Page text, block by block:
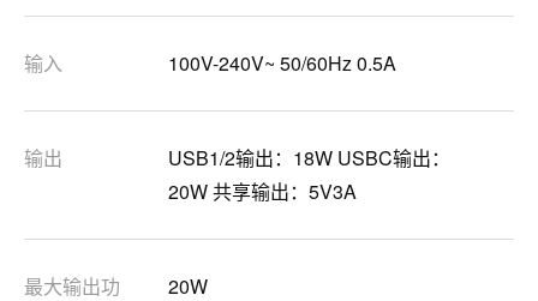
输入 100V-240V~ 50/60Hz 0.5A
输出
USB1/2输出：18W USBC输出：
20W 共享输出：5V3A
最大输出功
20W